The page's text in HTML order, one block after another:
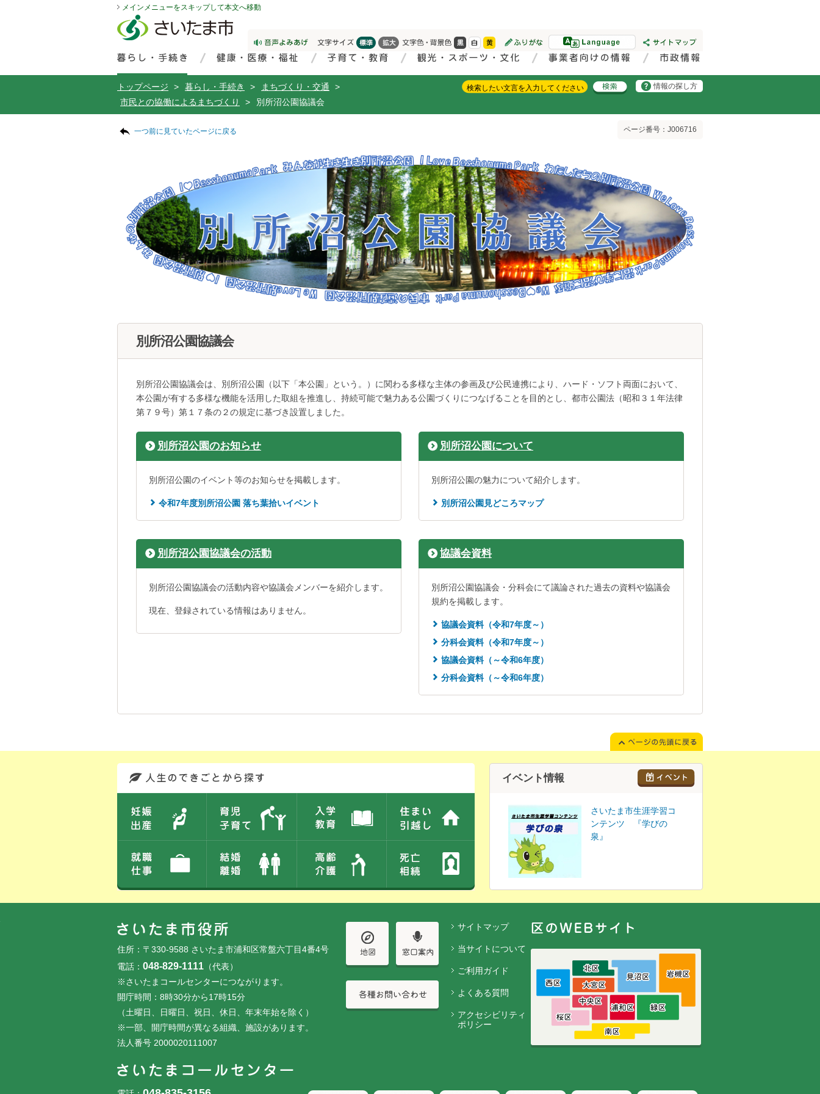
メインメニューをスキップして本文へ移動
トップページ > 暮らし・手続き > まちづくり・交通
>
市民との協働によるまちづくり
> 別所沼公園協議会
情報の探し方
一つ前に見ていたページに戻る ページ番号：J006716
別所沼公園協議会
別所沼公園協議会は、別所沼公園（以下「本公園」という。）に関わる多様な主体の参画及び公民連携により、ハード・ソフト両面において、
本公園が有する多様な機能を活用した取組を推進し、持続可能で魅力ある公園づくりにつなげることを目的とし、都市公園法（昭和３１年法律
第７９号）第１７条の２の規定に基づき設置しました。
別所沼公園のお知らせ
別所沼公園のイベント等のお知らせを掲載します。
令和7年度別所沼公園 落ち葉拾いイベント
別所沼公園について
別所沼公園の魅力について紹介します。
別所沼公園見どころマップ
別所沼公園協議会の活動
別所沼公園協議会の活動内容や協議会メンバーを紹介します。
現在、登録されている情報はありません。
協議会資料
別所沼公園協議会・分科会にて議論された過去の資料や協議会
規約を掲載します。
協議会資料（令和7年度～）
分科会資料（令和7年度～）
協議会資料（～令和6年度）
分科会資料（～令和6年度）
イベント情報
さいたま市生涯学習コ
ンテンツ 『学びの
泉』
住所：〒330-9588 さいたま市浦和区常盤六丁目4番4号
電話： 048-829-1111 （代表）
※さいたまコールセンターにつながります。
開庁時間：8時30分から17時15分
（土曜日、日曜日、祝日、休日、年末年始を除く）
※一部、開庁時間が異なる組織、施設があります。
法人番号 2000020111007
サイトマップ
当サイトについて
ご利用ガイド
よくある質問
アクセシビリティ
ポリシー